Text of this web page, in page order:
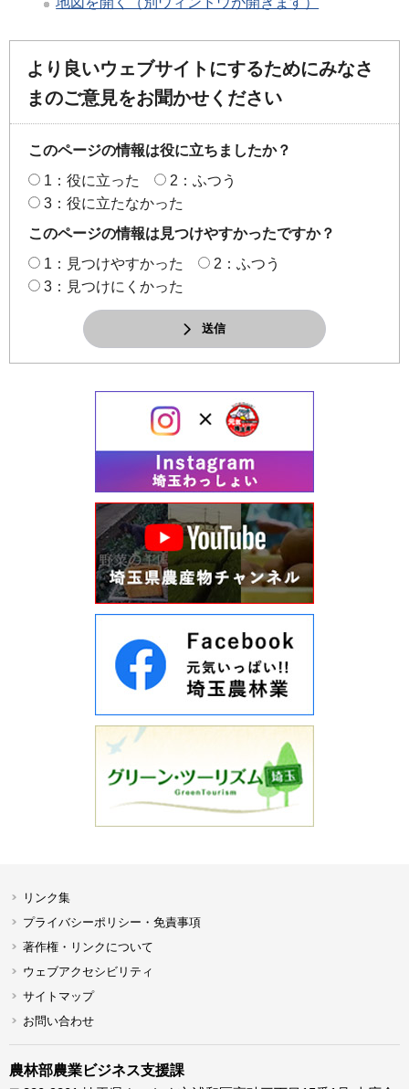
より良いウェブサイトにするためにみなさ
まのご意見をお聞かせください
このページの情報は役に立ちましたか？
1：役に立った
2：ふつう
3：役に立たなかった
このページの情報は見つけやすかったですか？
1：見つけやすかった
2：ふつう
3：見つけにくかった
送信
リンク集
プライバシーポリシー・免責事項
著作権・リンクについて
ウェブアクセシビリティ
サイトマップ
お問い合わせ
農林部農業ビジネス支援課